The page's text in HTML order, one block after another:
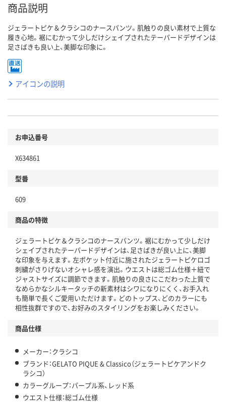
商品説明
ジェラートピケ＆クラシコのナースパンツ。肌触りの良い素材で上質な
履き心地。裾にむかって少しだけシェイプされたテーパードデザインは
足さばきも良い上、美脚な印象に。
アイコンの説明
お申込番号
X634861
型番
609
商品の特徴
ジェラートピケ＆クラシコのナースパンツ。裾にむかって少しだけ
シェイプされたテーパードデザインは、足さばきが良い上に、美脚
な印象を与えます。左ポケット付近に施されたジェラートピケロゴ
刺繍がさりげないオシャレ感を演出。ウエストは総ゴム仕様＋紐で
ジャストサイズに調節できます。肌触りの良さにこだわった上質で
なめらかなシルキータッチの新素材はシワになりにくく、お手入れ
も簡単で長くご愛用いただけます。どのトップス、どのカラーにも
相性抜群ですので、お好みのスタイリングをお楽しみください。
商品仕様
メーカー：クラシコ
ブランド：GELATO PIQUE & Classico（ジェラートピケアンドク
ラシコ）
カラーグループ：パープル系、レッド系
ウエスト仕様：総ゴム仕様